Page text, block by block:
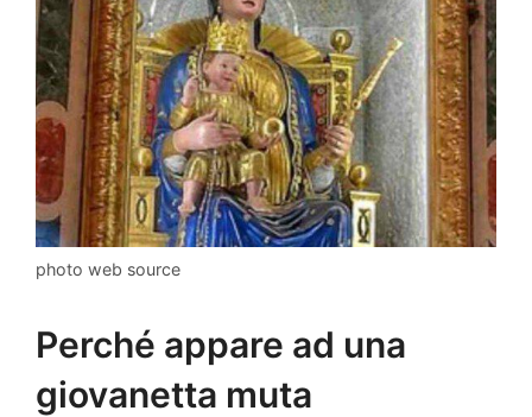
photo web source
Perché appare ad una
giovanetta muta